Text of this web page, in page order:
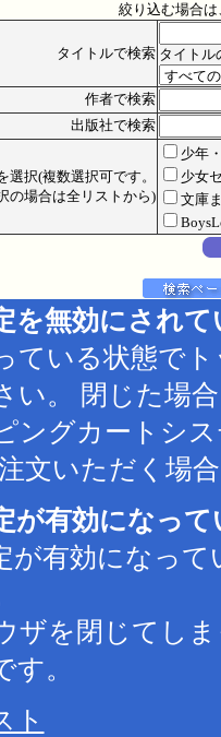
絞り込む場合
タイトルで検索 タイトル
作者で検索
出版社で検索
選択(複数選択可です。
の場合は全リストから)
少年
少女
文庫
を無効にされ
ている状態で
い。 閉じた場
ングカートシ
文いただく場
が有効になっ
が有効になっ
ザを閉じてし
。
ト